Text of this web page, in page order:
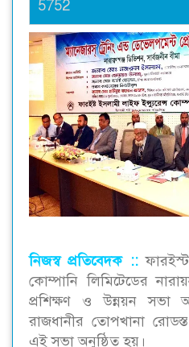
5752
নিজস্ব প্রতিবেদক ::
কোম্পানি লিমিটেডের
প্রশিক্ষণ ও উন্নয়ন সভা
রাজধানীর তোপখানা
এই সভা অনুষ্ঠিত হয়।